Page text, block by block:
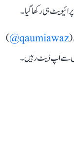
ہی رکھا گیا۔
(
qaumiawaz@
)
سے اپ ڈیٹ رہیں۔